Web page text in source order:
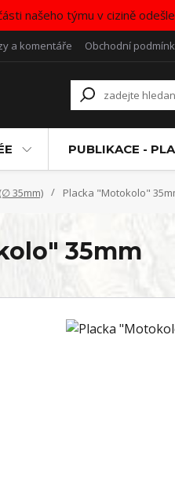
našeho týmu v cizině
a komentáře Obchodní
PUBLIKACE -
35mm) Placka "Motokolo"
35mm